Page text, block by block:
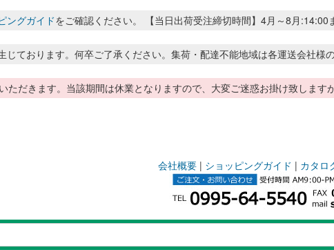
ングガイドをご確認ください。 【当日出荷受注締切時間】4月～8月
ております。何卒ご了承ください。集荷・配達不能地域は各運送会社様
だきます。当該期間は休業となりますので、大変ご迷惑お掛け致します
会社概要 | ショッピングガイド | カタロ